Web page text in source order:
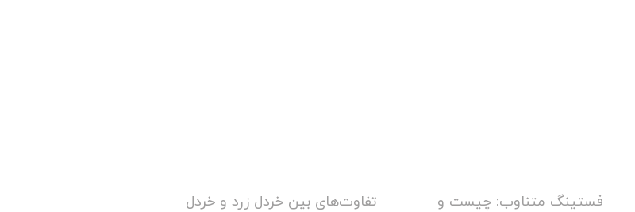
فستینگ متناوب: چیست و تفاوت‌های بین خردل زرد و خردل